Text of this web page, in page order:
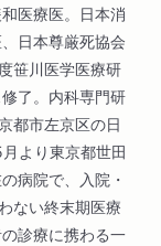
医療医。日本消
日本尊厳死協会
笹川医学医療研
了。内科専門研
都市左京区の日
より東京都世田
病院で、入院・
ない終末期医療
診療に携わる一